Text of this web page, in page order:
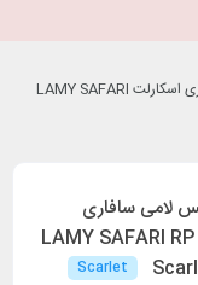
روان نویس لامی سافاری اسکارلت LAMY SAFARI
لامی سافاری
اسکارلت LAMY SAFARI RP
Scarlet